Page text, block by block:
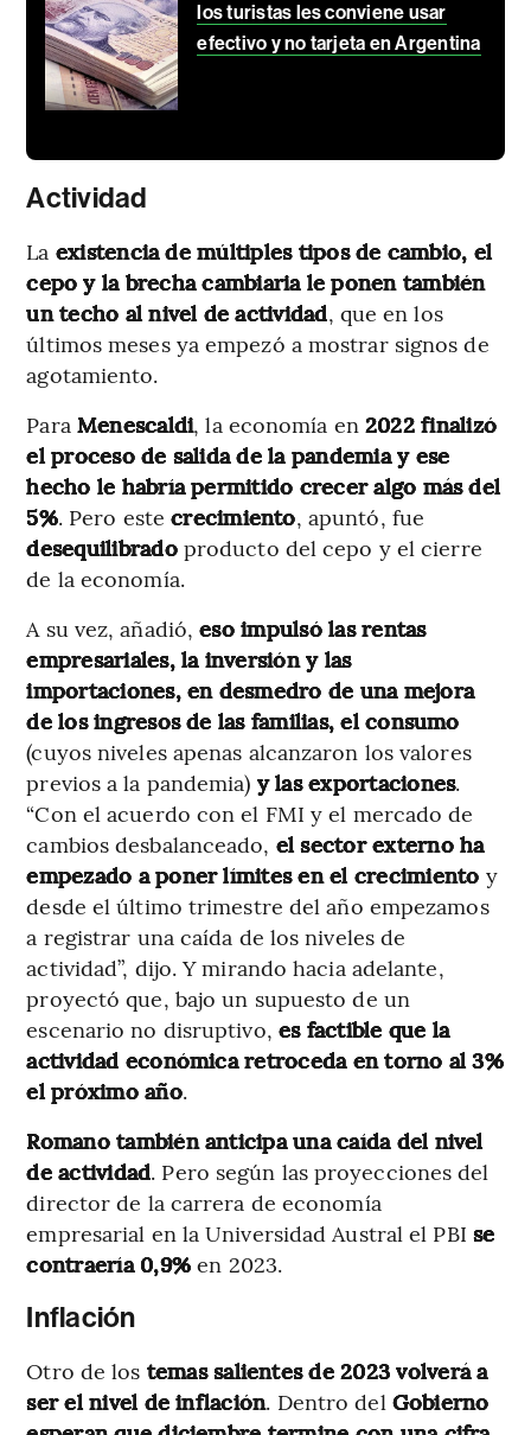
los turistas les conviene usar
efectivo y no tarjeta en Argentina
Actividad
La existencia de múltiples tipos de cambio, el
cepo y la brecha cambiaria le ponen también
un techo al nivel de actividad, que en los
últimos meses ya empezó a mostrar signos de
agotamiento.
Para Menescaldi, la economía en 2022 finalizó
el proceso de salida de la pandemia y ese
hecho le habría permitido crecer algo más del
5%. Pero estecrecimiento, apuntó, fue
desequilibradoproducto del cepo y el cierre
de la economía.
A su vez, añadió,eso impulsó las rentas
empresariales, la inversión y las
importaciones, en desmedro de una mejora
de los ingresos de las familias, el consumo
(cuyos niveles apenas alcanzaron los valores
previos a la pandemia) y las exportaciones.
“Con el acuerdo con el FMI y el mercado de
cambios desbalanceado, el sector externo ha
empezado a poner límites en el crecimiento y
desde el último trimestre del año empezamos
a registrar una caída de los niveles de
actividad”, dijo. Y mirando hacia adelante,
proyectó que, bajo un supuesto de un
escenario no disruptivo, es factible que la
actividad económica retroceda en torno al 3%
el próximo año.
Romano también anticipa una caída del nivel
de actividad. Pero según las proyecciones del
director de la carrera de economía
empresarial en la Universidad Austral el PBI se
contraería 0,9%en 2023.
Inflación
Otro de los temas salientes de 2023 volverá a
ser el nivel de inflación. Dentro del Gobierno